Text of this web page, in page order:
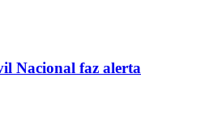
Nacional faz alerta